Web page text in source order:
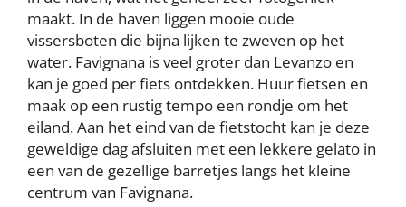
maakt. In de haven liggen mooie oude
vissersboten die bijna lijken te zweven op het
water. Favignana is veel groter dan Levanzo en
kan je goed per fiets ontdekken. Huur fietsen en
maak op een rustig tempo een rondje om het
eiland. Aan het eind van de fietstocht kan je deze
geweldige dag afsluiten met een lekkere gelato in
een van de gezellige barretjes langs het kleine
centrum van Favignana.